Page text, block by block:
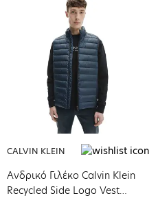
CALVIN KLEIN
Ανδρικό Γιλέκο Calvin Klein
Recycled Side Logo Vest